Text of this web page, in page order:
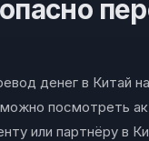
денег в Китай
посмотреть
или партнёру в